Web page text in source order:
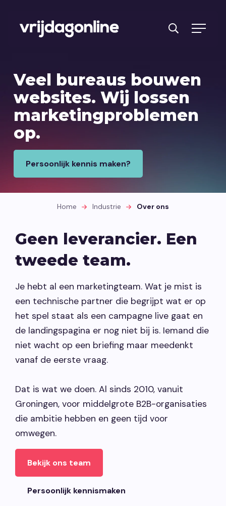
Aanbod
Branches
Cases
Intake
Over ons
Contact opnemen
Veel bureaus bouwen
websites. Wij lossen
marketingproblemen
op.
Persoonlijk kennis maken?
Home Industrie Over ons
Geen leverancier. Een
tweede team.
Je hebt al een marketingteam. Wat je mist is
een technische partner die begrijpt wat er op
het spel staat als een campagne live gaat en
de landingspagina er nog niet bij is. Iemand die
niet wacht op een briefing maar meedenkt
vanaf de eerste vraag.
Dat is wat we doen. Al sinds 2010, vanuit
Groningen, voor middelgrote B2B-organisaties
die ambitie hebben en geen tijd voor
omwegen.
Bekijk ons team
Persoonlijk kennismaken